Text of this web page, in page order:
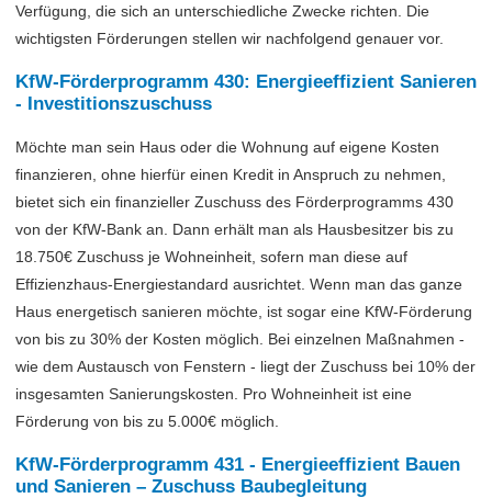
Verfügung, die sich an unterschiedliche Zwecke richten. Die
wichtigsten Förderungen stellen wir nachfolgend genauer vor.
KfW-Förderprogramm 430: Energieeffizient Sanieren
- Investitionszuschuss
Möchte man sein Haus oder die Wohnung auf eigene Kosten
finanzieren, ohne hierfür einen Kredit in Anspruch zu nehmen,
bietet sich ein finanzieller Zuschuss des Förderprogramms 430
von der KfW-Bank an. Dann erhält man als Hausbesitzer bis zu
18.750€ Zuschuss je Wohneinheit, sofern man diese auf
Effizienzhaus-Energiestandard ausrichtet. Wenn man das ganze
Haus energetisch sanieren möchte, ist sogar eine KfW-Förderung
von bis zu 30% der Kosten möglich. Bei einzelnen Maßnahmen -
wie dem Austausch von Fenstern - liegt der Zuschuss bei 10% der
insgesamten Sanierungskosten. Pro Wohneinheit ist eine
Förderung von bis zu 5.000€ möglich.
KfW-Förderprogramm 431 - Energieeffizient Bauen
und Sanieren – Zuschuss Baubegleitung